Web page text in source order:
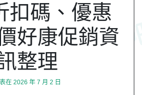
扣碼、優惠
好康促銷資
整理
在 2026 年 7 月 2 日